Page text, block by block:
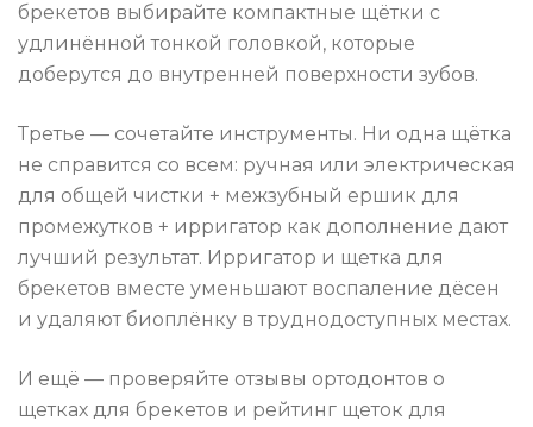
брекетов выбирайте компактные щётки с
удлинённой тонкой головкой, которые
доберутся до внутренней поверхности зубов.
Третье — сочетайте инструменты. Ни одна щётка
не справится со всем: ручная или электрическая
для общей чистки + межзубный ершик для
промежутков + ирригатор как дополнение дают
лучший результат. Ирригатор и щетка для
брекетов вместе уменьшают воспаление дёсен
и удаляют биоплёнку в труднодоступных местах.
И ещё — проверяйте отзывы ортодонтов о
щетках для брекетов и рейтинг щеток для